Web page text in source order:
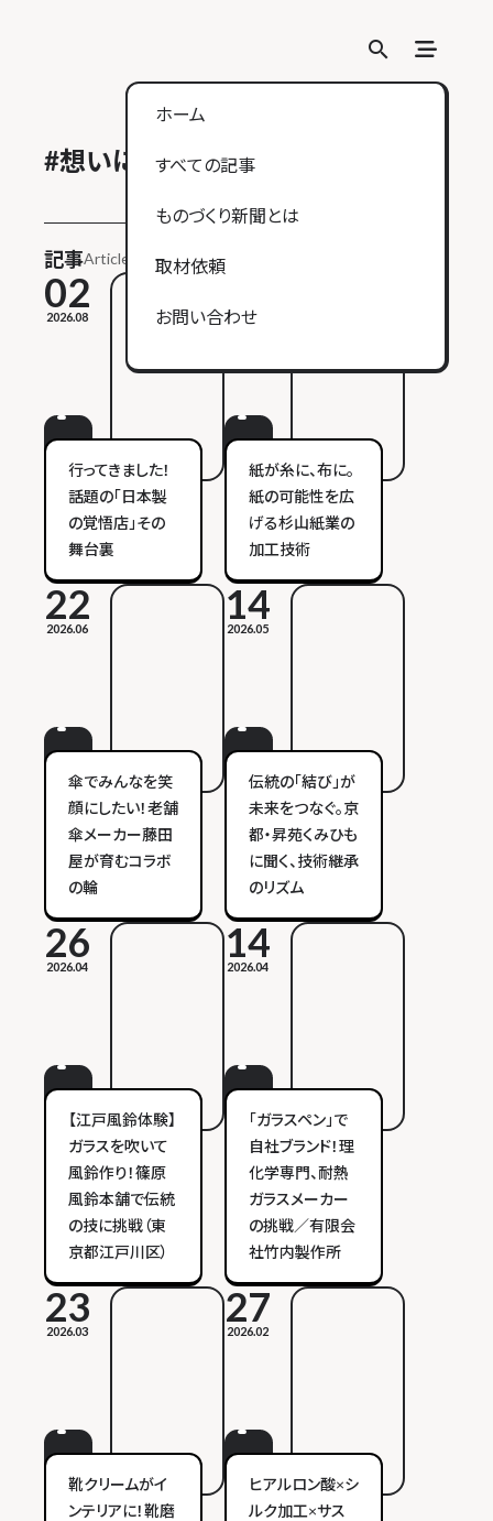
search
search
ホーム
すべての記事
ものづくり新聞とは
取材依頼
お問い合わせ
モノ
#想いに触れる
記事Article
02
2026.08
行ってきました！
話題の「日本製
の覚悟店」その
舞台裏
2026.07
紙が糸に、布に。
紙の可能性を広
げる杉山紙業の
加工技術
22
2026.06
傘でみんなを笑
顔にしたい！老舗
傘メーカー藤田
屋が育むコラボ
の輪
14
2026.05
伝統の「結び」が
未来をつなぐ。京
都・昇苑くみひも
に聞く、技術継承
のリズム
26
2026.04
【江戸風鈴体験】
ガラスを吹いて
風鈴作り！篠原
風鈴本舗で伝統
の技に挑戦（東
京都江戸川区）
14
2026.04
「ガラスペン」で
自社ブランド！理
化学専門、耐熱
ガラスメーカー
の挑戦／有限会
社竹内製作所
23
2026.03
靴クリームがイ
ンテリアに！靴磨
27
2026.02
ヒアルロン酸×シ
ルク加工×サス